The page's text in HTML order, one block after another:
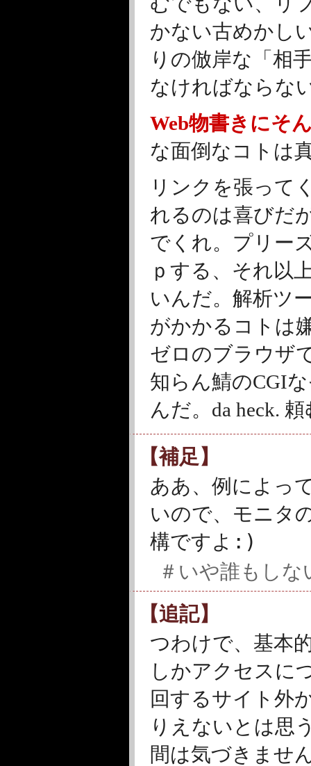
かない古めかし
りの倣岸な「相
なければならな
Web物書きにそ
な面倒なコトは
リンクを張って
れるのは喜びだ
でくれ。プリー
ｐする、それ以
いんだ。解析ツ
がかかるコトは
ゼロのブラウザ
知らん鯖のCGI
んだ。da heck.
【補足】
ああ、例によっ
いので、モニタ
構ですよ :)
＃いや誰もしな
【追記】
つわけで、基本
しかアクセスに
回するサイト外
りえないとは思
間は気づきませ